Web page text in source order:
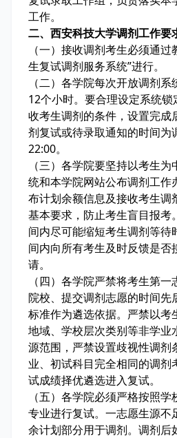
工作。
二、西安科技大学调剂工作要
（一）接收调剂考生必须通
生复试调剂服务系统”进行。
（二）各学院每次开放调剂
12个小时。要合理设定系统
收考生调剂的条件，设置完成
剂复试或待录取通知的时间为
22:00。
（三）各学院要坚持以考生
统和本学院网站公布调剂工作
布计划余额信息及接收考生调
基本要求，防止考生盲目报考
间内尽可能缩短考生调剂等待
间内向所有考生及时反馈是否
请。
（四）各学院严禁将考生第
院校、提交调剂志愿的时间先
标准作为遴选依据。严禁以考
地域、学校层次类别等非学业
源范围，严禁设置歧视性调剂
业、初试科目完全相同的调剂
试成绩择优遴选进入复试。
（五）各学院必须严格按照
专业进行复试。一志愿生源不
余计划部分用于调剂。调剂后